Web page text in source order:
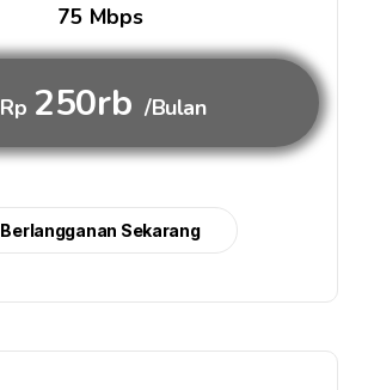
75 Mbps
Rp 250rb /Bulan
Berlangganan Sekarang